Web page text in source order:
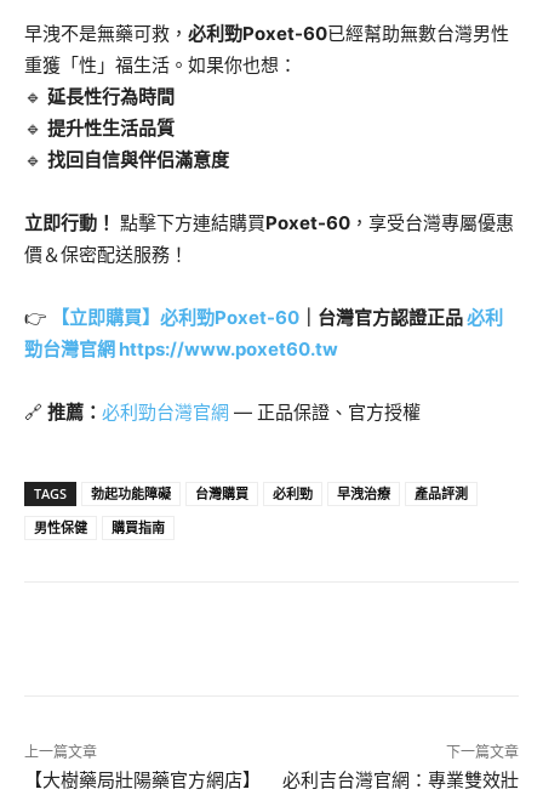
早洩不是無藥可救，​ 必利勁Poxet-60已經幫助無數台灣男性
重獲「性」福生活。如果你也想：
🔹 ​ 延長性行為時間
🔹 ​ 提升性生活品質
🔹 ​ 找回自信與伴侣滿意度
立即行動！​ ​ 點擊下方連結購買Poxet-60 ，享受台灣專屬優惠
價＆保密配送服務！
👉 ​ 【立即購買】必利勁Poxet-60 ｜台灣官方認證正品必利
勁台灣官網 https://www.poxet60.tw
🔗 推薦： 必利勁台灣官網 — 正品保證、官方授權
TAGS 勃起功能障礙 台灣購買 必利勁 早洩治療
產品評測
男性保健
購買指南
上一篇文章
​​【大樹藥局壯陽藥官方網店】
下一篇文章
必利吉台灣官網：專業雙效壯